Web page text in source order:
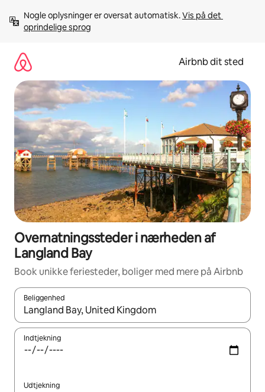
videre
Nogle oplysninger er oversat automatisk. Vis på det
oprindelige sprog
Airbnb dit sted
Overnatningssteder i nærheden af
Langland Bay
Book unikke feriesteder, boliger med mere på Airbnb
Beliggenhed
Når resultaterne er tilgængelige, skal du navigere med
Indtjekning
Udtjekning